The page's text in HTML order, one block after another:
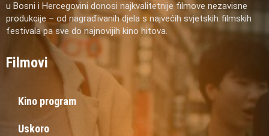
u Bosni i Hercegovini donosi najkvalitetnije filmove nezavisne
produkcije – od nagrađivanih djela s najvećih svjetskih filmskih
festivala pa sve do najnovijih kino hitova.
Filmovi
Kino program
Uskoro